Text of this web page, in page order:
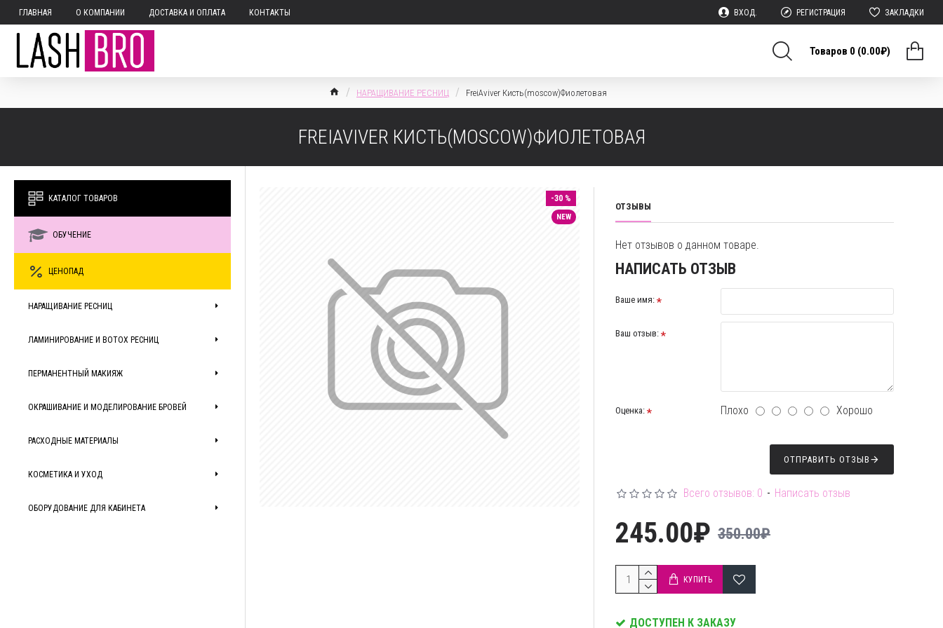
ГЛАВНАЯ О КОМПАНИИ ДОСТАВКА И ОПЛАТА КОНТАКТЫ ВХОД. РЕГИСТРАЦИЯ ЗАКЛАДКИ
Товаров 0 (0.00₽)
НАРАЩИВАНИЕ РЕСНИЦ FreiAviver Кисть(moscow)Фиолетовая
FREIAVIVER КИСТЬ(MOSCOW)ФИОЛЕТОВАЯ
КАТАЛОГ ТОВАРОВ
ОБУЧЕНИЕ
ЦЕНОПАД
НАРАЩИВАНИЕ РЕСНИЦ
ЛАМИНИРОВАНИЕ И BOTOX РЕСНИЦ
ПЕРМАНЕНТНЫЙ МАКИЯЖ
ОКРАШИВАНИЕ И МОДЕЛИРОВАНИЕ БРОВЕЙ
РАСХОДНЫЕ МАТЕРИАЛЫ
КОСМЕТИКА И УХОД
ОБОРУДОВАНИЕ ДЛЯ КАБИНЕТА
NEW
-30 %
ОТЗЫВЫ
Нет отзывов о данном товаре.
НАПИСАТЬ ОТЗЫВ
Ваше имя:
Ваш отзыв:
Оценка: Плохо Хорошо
ОТПРАВИТЬ ОТЗЫВ
ДОСТУПЕН К ЗАКАЗУ
Всего отзывов: 0 - Написать отзыв
245.00₽ 350.00₽
КУПИТЬ